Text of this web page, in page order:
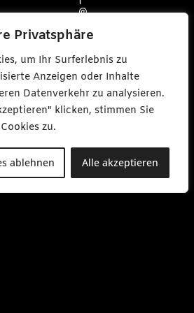
Privatsphäre
um Ihr Surferlebnis zu
Anzeigen oder Inhalte
Datenverkehr zu analysieren.
klicken, stimmen Sie
zu.
ablehnen Alle akzeptieren
@
a
r
m
a
e
s
m
i
a
d
e